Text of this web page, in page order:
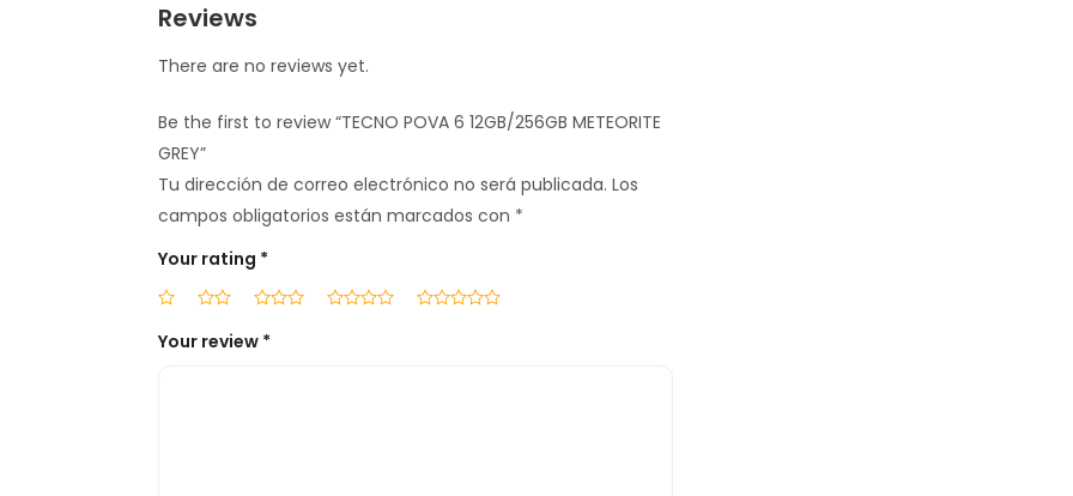
Reviews
There are no reviews yet.
Be the first to review “TECNO POVA 6 12GB/256GB METEORITE
GREY”
Tu dirección de correo electrónico no será publicada. Los
campos obligatorios están marcados con *
Your rating *
Your review *